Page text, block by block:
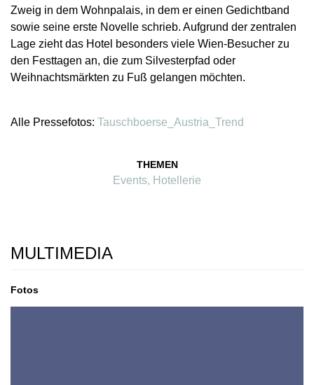
Zweig in dem Wohnpalais, in dem er einen Gedichtband
sowie seine erste Novelle schrieb. Aufgrund der zentralen
Lage zieht das Hotel besonders viele Wien-Besucher zu
den Festtagen an, die zum Silvesterpfad oder
Weihnachtsmärkten zu Fuß gelangen möchten.
Alle Pressefotos: Tauschboerse_Austria_Trend
THEMEN
Events, Hotellerie
MULTIMEDIA
Fotos